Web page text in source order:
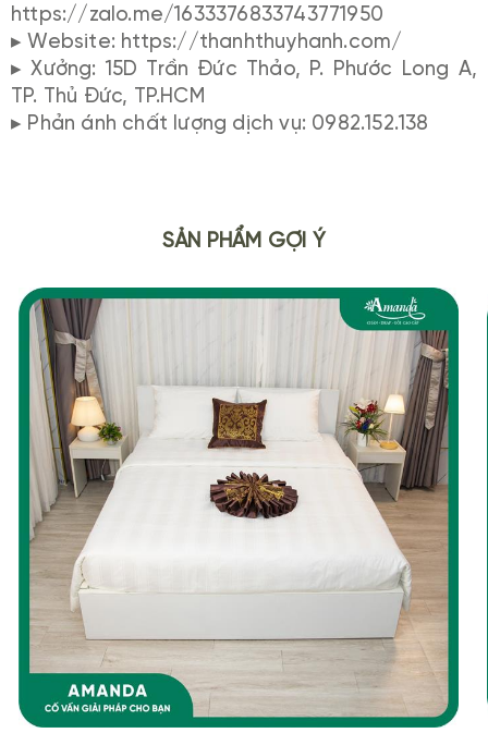
https://zalo.me/1633376833743771950
▸ Website: https://thanhthuyhanh.com/
▸ Xưởng: 15D Trần Đức Thảo, P. Phước Long A,
TP. Thủ Đức, TP.HCM
▸ Phản ánh chất lượng dịch vụ: 0982.152.138
SẢN PHẨM GỢI Ý